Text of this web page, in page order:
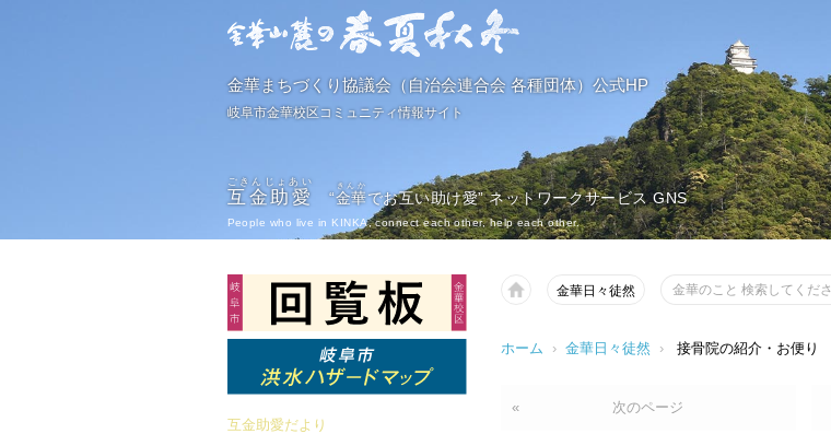
金華まちづくり協議会（自治会連合会 各種団体）公式HP
岐阜市金華校区コミュニティ情報サイト
互金助愛
ごきんじょあい
“金華
きんか
でお互い助け愛” ネットワークサービス GNS
People who live in KINKA, connect each other, help each other.
金華日々徒然
ホーム › 金華日々徒然 › 接骨院の紹介・お便り
次のページ
«
互金助愛だより